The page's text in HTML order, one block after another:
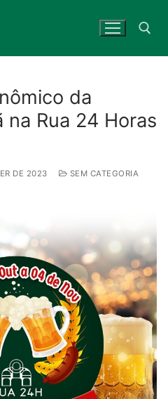
Search for:
da
na Rua 24 Horas
DE 2023
SEM CATEGORIA